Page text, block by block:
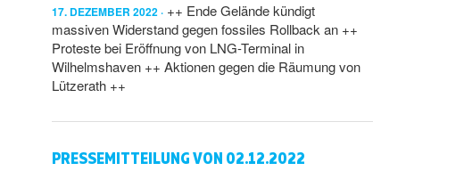
17. DEZEMBER 2022
++ Ende Gelände kündigt
massiven Widerstand gegen fossiles Rollback an ++
Proteste bei Eröffnung von LNG-Terminal in
Wilhelmshaven ++ Aktionen gegen die Räumung von
Lützerath ++
PRESSEMITTEILUNG VON 02.12.2022